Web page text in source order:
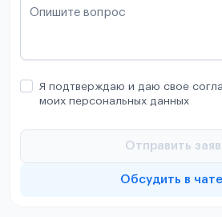
Опишите вопрос
Я подтверждаю и даю свое
моих персональных данных
Отправить
Обсудить в чате